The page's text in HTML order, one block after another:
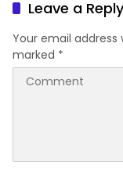
Leave a Reply
Your email address
marked *